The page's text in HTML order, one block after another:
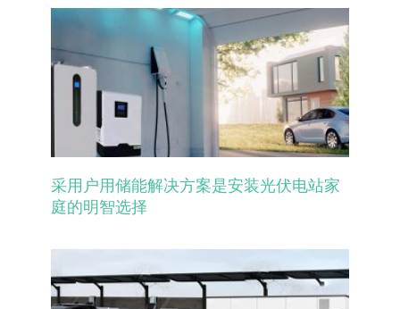
采用户用储能解决方案是安装光伏电站家
庭的明智选择